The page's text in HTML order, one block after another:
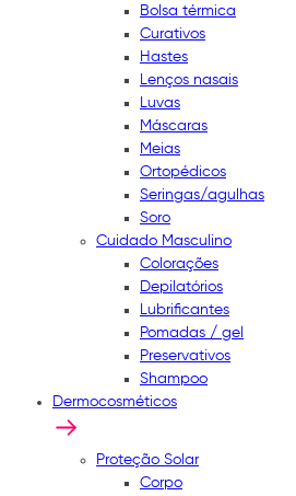
Bolsa térmica
Curativos
Hastes
Lenços nasais
Luvas
Máscaras
Meias
Ortopédicos
Seringas/agulhas
Soro
Cuidado Masculino
Colorações
Depilatórios
Lubrificantes
Pomadas / gel
Preservativos
Shampoo
Dermocosméticos
Proteção Solar
Corpo